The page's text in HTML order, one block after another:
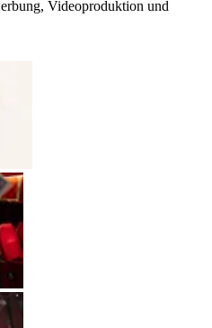
Videoproduktion und